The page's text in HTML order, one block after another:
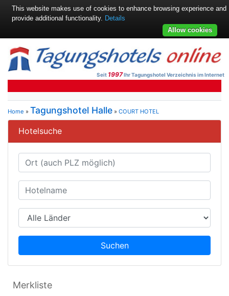
Seit 1997Ihr Tagungshotel Verzeichnis im Internet
Home » Tagungshotel Halle » COURT HOTEL
Hotelsuche
Suchen
Merkliste
This website makes use of cookies to enhance browsing experience and
provide additional functionality. Details
Allow cookies